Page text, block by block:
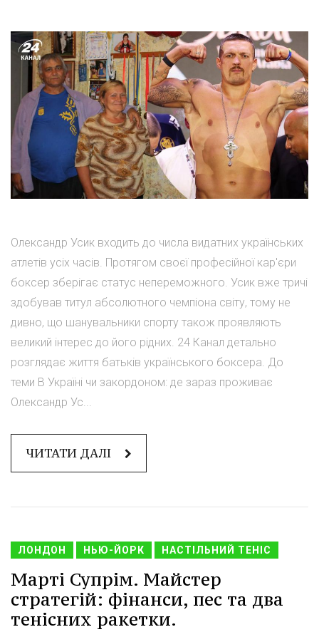
Олександр Усик входить до числа видатних українських
атлетів усіх часів. Протягом своєї професійної кар'єри
боксер зберігає статус непереможного. Усик вже тричі
здобував титул абсолютного чемпіона світу, тому не
дивно, що шанувальники спорту також проявляють
великий інтерес до його рідних. 24 Канал детально
розглядає життя батьків українського боксера. До
теми В Україні чи закордоном: де зараз проживає
Олександр Ус...
ЧИТАТИ ДАЛІ
ЛОНДОН НЬЮ-ЙОРК НАСТІЛЬНИЙ ТЕНІС
Марті Супрім. Майстер
стратегій: фінанси, пес та два
тенісних ракетки.